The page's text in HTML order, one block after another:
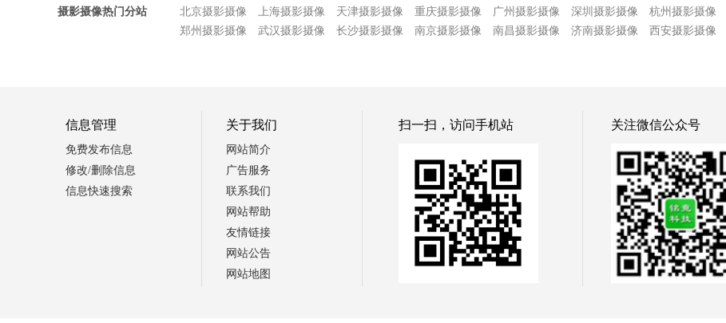
摄影摄像热门分站 北京摄影摄像 上海摄影摄像 天津摄影摄像 重庆摄影摄像 广州摄影摄像 深圳摄影摄像 杭州摄影摄像
郑州摄影摄像
武汉摄影摄像 长沙摄影摄像 南京摄影摄像 南昌摄影摄像 济南摄影摄像 西安摄影摄像
信息管理
免费发布信息
修改/删除信息
信息快速搜索
关于我们
网站简介
广告服务
联系我们
网站帮助
友情链接
网站公告
网站地图
扫一扫，访问手机站 关注微信公众号